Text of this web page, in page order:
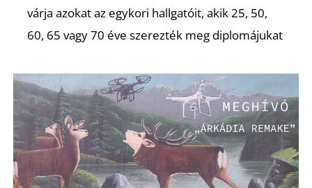
várja azokat az egykori hallgatóit, akik 25, 50,
60, 65 vagy 70 éve szerezték meg diplomájukat